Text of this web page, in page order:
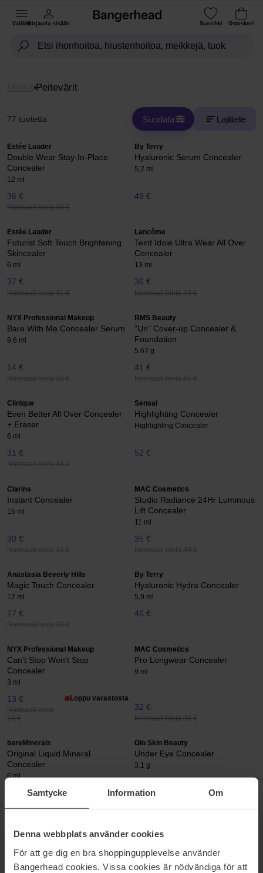
Samtycke Information Om
Denna webbplats använder cookies
För att ge dig en bra shoppingupplevelse använder
Bangerhead cookies. Vissa cookies är nödvändiga för att
ValikkoKirjaudu sisään Suosikki Ostoskori
Peitevärit
77 tuotetta Suodata Lajittele
Estée Lauder
Double Wear Stay-In-Place
Concealer
12 ml
36 €
Normaali hinta 40 €
By Terry
Hyaluronic Serum Concealer
5,2 ml
49 €
Estée Lauder
Futurist Soft Touch Brightening
Skincealer
6 ml
37 €
Normaali hinta 41 €
Lancôme
Teint Idole Ultra Wear All Over
Concealer
13 ml
36 €
Normaali hinta 43 €
NYX Professional Makeup
Bare With Me Concealer Serum
9,6 ml
14 €
Normaali hinta 16 €
RMS Beauty
"Un" Cover-up Concealer &
Foundation
5.67 g
41 €
Normaali hinta 45 €
Clinique
Even Better All Over Concealer
+ Eraser
6 ml
31 €
Normaali hinta 34 €
Sensai
Highlighting Concealer
Highlighting Concealer
52 €
Clarins
Instant Concealer
15 ml
30 €
Normaali hinta 33 €
MAC Cosmetics
Studio Radiance 24Hr Luminous
Lift Concealer
11 ml
35 €
Normaali hinta 39 €
Anastasia Beverly Hills
Magic Touch Concealer
12 ml
27 €
Normaali hinta 32 €
By Terry
Hyaluronic Hydra Concealer
5,9 ml
46 €
NYX Professional Makeup
Can't Stop Won't Stop
Concealer
3 ml
13 €
Normaali hinta
14 €
Loppu varastosta
MAC Cosmetics
Pro Longwear Concealer
9 ml
32 €
Normaali hinta 36 €
bareMinerals
Original Liquid Mineral
Concealer
6 ml
Loppu varastosta
Glo Skin Beauty
Under Eye Concealer
3.1 g
Normaali hinta
Correction Concentrate
3 g
17 €
The Concealer Stick
2,25 g
12 €